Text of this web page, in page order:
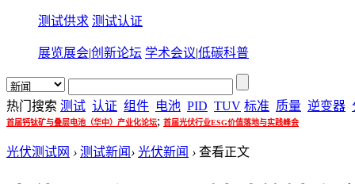
测试供求 测试认证
展览展会|创新论坛 学术会议|低碳科普
热门搜索 测试 认证 组件 电池 PID TUV 标准 质量 逆变器
首届钙钛矿与叠层电池（华中）产业化论坛; 首届光伏行业ESG价值落地与实践峰会
光伏测试网 › 测试新闻 › 光伏新闻 › 查看正文